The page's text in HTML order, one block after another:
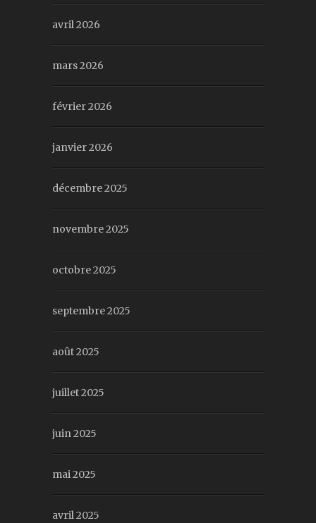
avril 2026
mars 2026
février 2026
janvier 2026
décembre 2025
novembre 2025
octobre 2025
septembre 2025
août 2025
juillet 2025
juin 2025
mai 2025
avril 2025